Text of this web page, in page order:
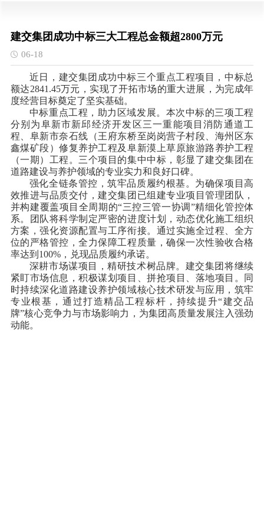
建交集团成功中标三大工程总金额超2800万元
06-18
近日，建交集团成功中标三个重点工程项目，中标总
额达2841.45万元，实现了开拓市场的重大进展，为完成年
度经营目标奠定了坚实基础。
中标重点工程，助力区域发展。本次中标的三项工程
分别为阜新市新邱经济开发区三一重能项目消防通道工
程、阜新市奈石线（王府东桥至岗岗营子村段、海州区东
鑫煤矿段）修复养护工程及阜新漠上草原旅游路养护工程
（一期）工程。三个项目的集中中标，彰显了建交集团在
道路建设与养护领域的专业实力和良好口碑。
强化全链条管控，筑牢品质履约根基。为确保项目高
效推进与品质交付，建交集团已组建专业项目管理团队，
并构建覆盖项目全周期的“三控三管一协调”精细化管控体
系。团队将科学制定严密的进度计划，动态优化施工组织
方案，强化资源配置与工序衔接。通过实施全过程、全方
位的严格管控，全力保障工程质量，确保一次性验收合格
率达到100%，兑现品质履约承诺。
深耕市场谋项目，精研技术树品牌。建交集团将继续
紧盯市场信息，积极谋划项目、拼抢项目、落地项目。同
时持续深化道路建设养护领域核心技术研发与应用，筑牢
专业根基，通过打造精品工程标杆，持续提升“建交品
牌”核心竞争力与市场影响力，为集团高质量发展注入强劲
动能。